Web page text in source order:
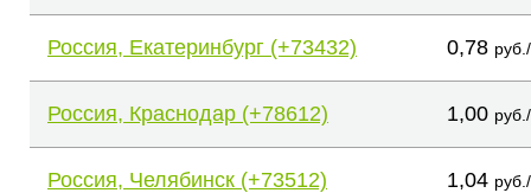
Россия, Екатеринбург (+73432) 0,78
Россия, Краснодар (+78612) 1,00
Россия, Челябинск (+73512) 1,04